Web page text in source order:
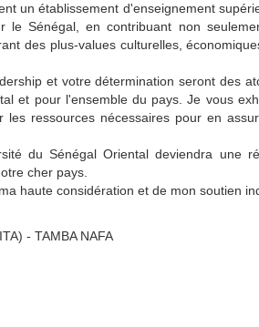
un établissement d'enseignement
le Sénégal, en contribuant non
des plus-values culturelles,
et votre détermination seront des
et pour l'ensemble du pays. Je vous
ressources nécessaires pour en
du Sénégal Oriental deviendra une
cher pays.
haute considération et de mon soutien
- TAMBA NAFA